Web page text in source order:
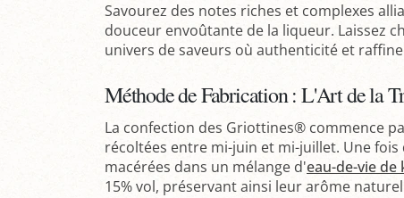
Savourez des notes riches et complexes
douceur envoûtante de la liqueur. Laissez
univers de saveurs où authenticité et
Méthode de Fabrication : L'Art de la
La confection des Griottines® commence
récoltées entre mi-juin et mi-juillet. Une
macérées dans un mélange d'eau-de-vie de
15% vol, préservant ainsi leur arôme